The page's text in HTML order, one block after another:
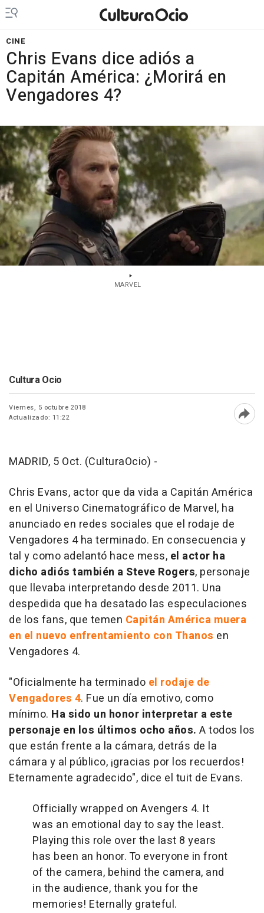
CINE
Chris Evans dice adiós a
Capitán América: ¿Morirá en
Vengadores 4?
MARVEL
Cultura Ocio
Viernes, 5 octubre 2018
Actualizado: 11:22
MADRID, 5 Oct. (CulturaOcio) -
Chris Evans, actor que da vida a Capitán América
en el Universo Cinematográfico de Marvel, ha
anunciado en redes sociales que el rodaje de
Vengadores 4ha terminado. En consecuencia y
tal y como adelantó hace mess, el actor ha
dicho adiós también a Steve Rogers, personaje
que llevaba interpretando desde 2011. Una
despedida que ha desatado las especulaciones
de los fans, que temen Capitán América muera
en el nuevo enfrentamiento con Thanos en
Vengadores 4.
"Oficialmente ha terminado el rodaje de
Vengadores 4. Fue un día emotivo, como
mínimo. Ha sido un honor interpretar a este
personaje en los últimos ocho años. A todos los
que están frente a la cámara, detrás de la
cámara y al público, ¡gracias por los recuerdos!
Eternamente agradecido", dice el tuit de Evans.
Officially wrapped on Avengers 4. It
was an emotional day to say the least.
Playing this role over the last 8 years
has been an honor. To everyone in front
of the camera, behind the camera, and
in the audience, thank you for the
memories! Eternally grateful.